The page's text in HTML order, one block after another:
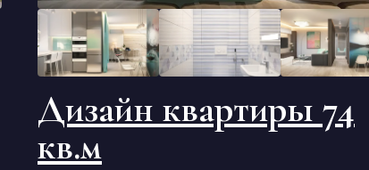
Дизайн квартиры 74
кв.м